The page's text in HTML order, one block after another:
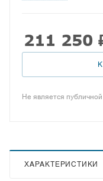
211 250
Не является
ХАРАКТЕРИСТИКИ